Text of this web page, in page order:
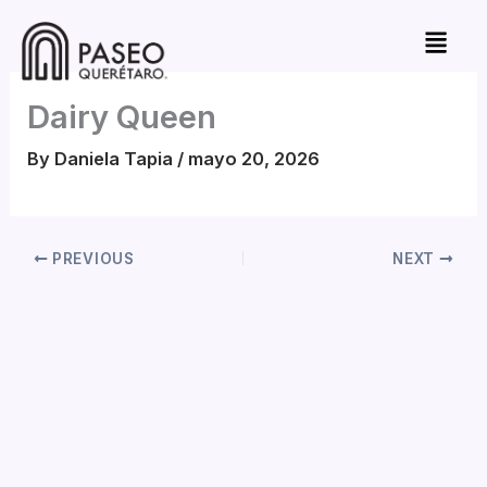
content
Dairy Queen
By Daniela Tapia / mayo 20, 2026
PREVIOUS NEXT